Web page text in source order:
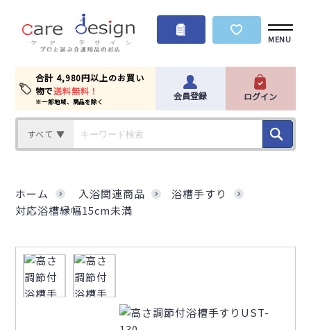
MENU
合計 4,980円以上のお買い
物で送料無料！
※一部地域、商品を除く 会員登録 ログイン
すべて ▼
ホーム 入浴関連商品
浴槽手すり
対応浴槽縁幅15cm未満